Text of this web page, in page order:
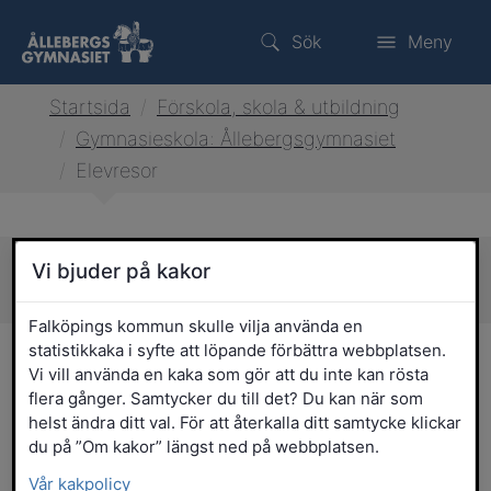
Sök Meny
Startsida
Förskola, skola & utbildning
Gymnasieskola: Ållebergsgymnasiet
Elevresor
Sidans innehåll
Elevresor
Gymnasieelever har ingen rätt till
skolskjuts. Dessa elever kan använda
allmänna kommunikationsmedel på ett
Vi bjuder på kakor
Falköpings kommun skulle vilja använda en
statistikkaka i syfte att löpande förbättra webbplatsen.
Vi vill använda en kaka som gör att du inte kan rösta
flera gånger. Samtycker du till det? Du kan när som
helst ändra ditt val. För att återkalla ditt samtycke klickar
du på ”Om kakor” längst ned på webbplatsen.
Vår kakpolicy